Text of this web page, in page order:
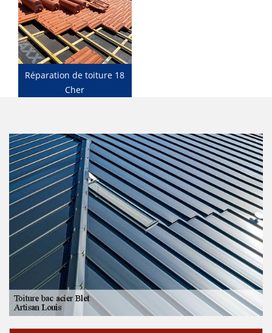
Réparation de toiture 18
Cher